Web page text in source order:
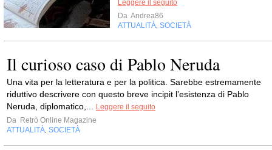
Leggere il seguito
Da Andrea86
ATTUALITÀ SOCIETÀ
Il curioso caso di Pablo Neruda
Una vita per la letteratura e per la politica. Sarebbe estremamente
riduttivo descrivere con questo breve incipit l’esistenza di Pablo
Neruda, diplomatico,...
Leggere il seguito
Da Retrò Online Magazine
ATTUALITÀ SOCIETÀ